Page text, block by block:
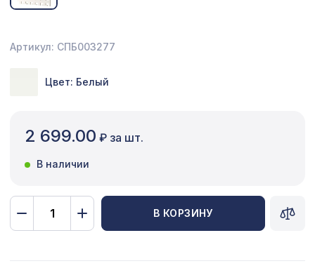
Натуральные покрытия
Распродажа
Экраны для радиаторов
Артикул: СПБ003277
Цвет: Белый
2 699.00 ₽ за шт.
В наличии
В КОРЗИНУ